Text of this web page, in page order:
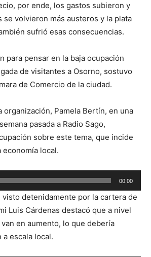
por ende, los gastos subieron y
se volvieron más austeros y la plata
sufrió esas consecuencias.
para pensar en la baja ocupación
de visitantes a Osorno, sostuvo
de Comercio de la ciudad.
organización, Pamela Bertín, en una
pasada a Radio Sago,
sobre este tema, que incide
local.
00:00
visto detenidamente por la cartera de
Luis Cárdenas destacó que a nivel
en aumento, lo que debería
escala local.